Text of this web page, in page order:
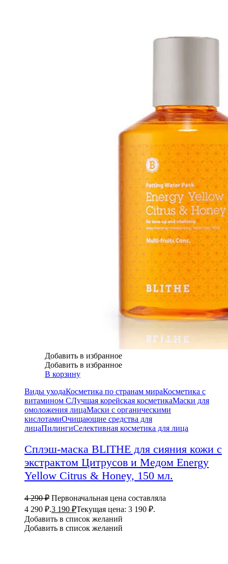
Добавить в избранное
Добавить в избранное
В корзину
Виды уходаКосметика по странам мираКосметика с
витамином СЛучшая корейская косметикаМаски для
омоложения лицаМаски с органическими
кислотамиОчищающие средства для
лицаПилингиСелективная косметика для лица
Сплэш-маска BLITHE для сияния кожи с
экстрактом Цитрусов и Медом Energy
Yellow Citrus & Honey, 150 мл.
4 290₽ Первоначальная цена составляла
4 290 ₽.3 190 ₽Текущая цена: 3 190 ₽.
Добавить в список желаний
Добавить в список желаний